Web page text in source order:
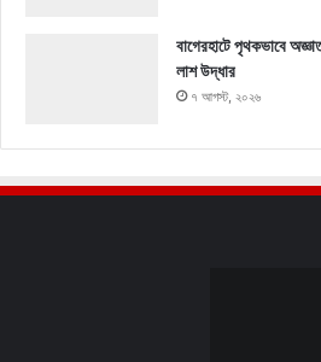
বাগেরহাটে পৃথকভাবে
লাশ উদ্ধার
৭ আগস্ট, ২০২৬